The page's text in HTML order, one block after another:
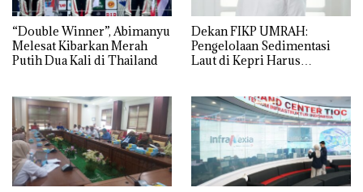
“Double Winner”, Abimanyu
Melesat Kibarkan Merah
Putih Dua Kali di Thailand
Dekan FIKP UMRAH:
Pengelolaan Sedimentasi
Laut di Kepri Harus
dengan Konservasi